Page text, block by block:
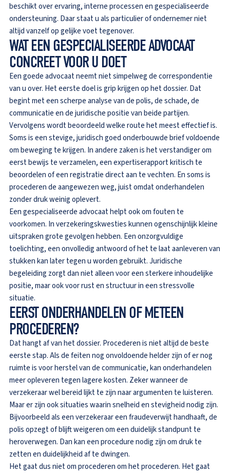
beschikt over ervaring, interne processen en gespecialiseerde
ondersteuning. Daar staat u als particulier of ondernemer niet
altijd vanzelf op gelijke voet tegenover.
WAT EEN GESPECIALISEERDE ADVOCAAT
CONCREET VOOR U DOET
Een goede advocaat neemt niet simpelweg de correspondentie
van u over. Het eerste doel is grip krijgen op het dossier. Dat
begint met een scherpe analyse van de polis, de schade, de
communicatie en de juridische positie van beide partijen.
Vervolgens wordt beoordeeld welke route het meest effectief is.
Soms is een stevige, juridisch goed onderbouwde brief voldoende
om beweging te krijgen. In andere zaken is het verstandiger om
eerst bewijs te verzamelen, een expertiserapport kritisch te
beoordelen of een registratie direct aan te vechten. En soms is
procederen de aangewezen weg, juist omdat onderhandelen
zonder druk weinig oplevert.
Een gespecialiseerde advocaat helpt ook om fouten te
voorkomen. In verzekeringskwesties kunnen ogenschijnlijk kleine
uitspraken grote gevolgen hebben. Een onzorgvuldige
toelichting, een onvolledig antwoord of het te laat aanleveren van
stukken kan later tegen u worden gebruikt. Juridische
begeleiding zorgt dan niet alleen voor een sterkere inhoudelijke
positie, maar ook voor rust en structuur in een stressvolle
situatie.
EERST ONDERHANDELEN OF METEEN
PROCEDEREN?
Dat hangt af van het dossier. Procederen is niet altijd de beste
eerste stap. Als de feiten nog onvoldoende helder zijn of er nog
ruimte is voor herstel van de communicatie, kan onderhandelen
meer opleveren tegen lagere kosten. Zeker wanneer de
verzekeraar wel bereid lijkt te zijn naar argumenten te luisteren.
Maar er zijn ook situaties waarin snelheid en stevigheid nodig zijn.
Bijvoorbeeld als een verzekeraar een fraudeverwijt handhaaft, de
polis opzegt of blijft weigeren om een duidelijk standpunt te
heroverwegen. Dan kan een procedure nodig zijn om druk te
zetten en duidelijkheid af te dwingen.
Het gaat dus niet om procederen om het procederen. Het gaat